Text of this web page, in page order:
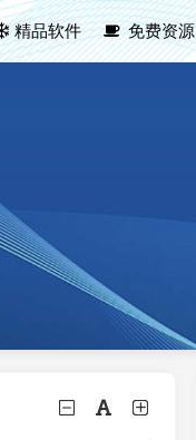
精品软件 免费资源